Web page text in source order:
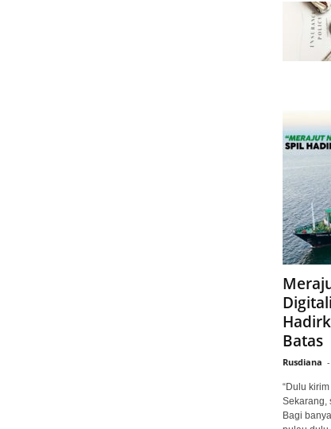
Batas
Rusdiana -
“Dulu
Sekarang,
Bagi